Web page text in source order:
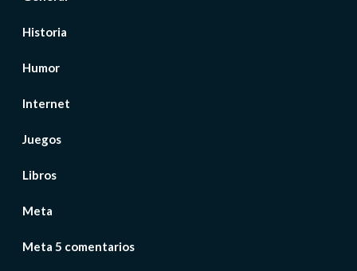
Historia
Humor
Internet
Juegos
Libros
Meta
Meta 5 comentarios